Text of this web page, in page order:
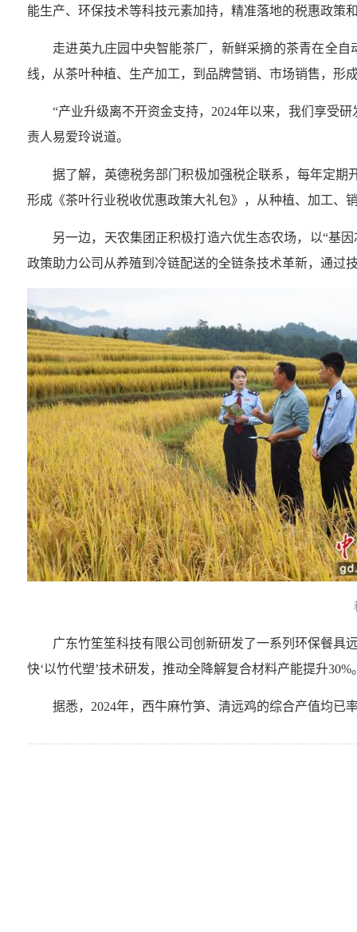
能生产、环保技术等科技元素加持，精准落地的税惠政策
走进英九庄园中央智能茶厂，新鲜采摘的茶青在全
线，从茶叶种植、生产加工，到品牌营销、市场销售，形
“产业升级离不开资金支持，2024年以来，我们享受
责人易爱玲说道。
据了解，英德税务部门积极加强税企联系，每年定期
形成《茶叶行业税收优惠政策大礼包》，从种植、加工、
另一边，天农集团正积极打造六优生态农场，以“基
政策助力公司从养殖到冷链配送的全链条技术革新，通过
广东竹笙笙科技有限公司创新研发了一系列环保餐具
快‘以竹代塑’技术研发，推动全降解复合材料产能提升
据悉，2024年，西牛麻竹笋、清远鸡的综合产值均已